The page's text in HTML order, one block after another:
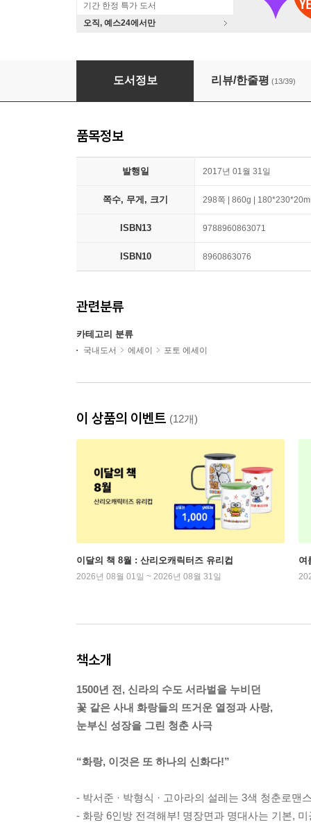
기간 한정 특가 도서
오직, 예스24에서만
화랑 포토북
도서정보 리뷰/한줄평 (13/39)
품목정보
발행일 2017년 01월 31일
쪽수, 무게, 크기 298쪽 | 860g |
ISBN13 9788960863071
ISBN10 8960863076
관련분류
카테고리 분류
국내도서 에세이 포토 에세이
이 상품의 이벤트 (12개)
이달의 책 8월 : 산리오캐릭터즈 유리컵
2026년 08월 01일 ~ 2026년 08월 31일
여
책소개
1500년 전, 신라의 수도 서라벌을 누비던
꽃 같은 사내 화랑들의 뜨거운 열정과 사랑,
눈부신 성장을 그린 청춘 사극
“화랑, 이것은 또 하나의 신화다!”
- 박서준 · 박형식 · 고아라의 설레는 3색 청춘로맨
- 화랑 6인방 전격해부! 명장면과 명대사는 기본,